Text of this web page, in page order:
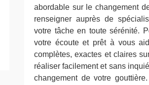
abordable sur le changement
renseigner auprès de
votre tâche en toute sérénité.
votre écoute et prêt à vous
complètes, exactes et claires
réaliser facilement et sans
changement de votre